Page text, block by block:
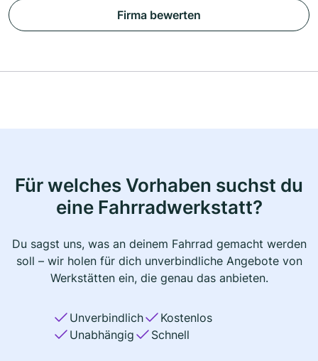
Firma bewerten
Für welches Vorhaben suchst du
eine Fahrradwerkstatt?
Du sagst uns, was an deinem Fahrrad gemacht werden
soll – wir holen für dich unverbindliche Angebote von
Werkstätten ein, die genau das anbieten.
Unverbindlich
Kostenlos
Unabhängig
Schnell